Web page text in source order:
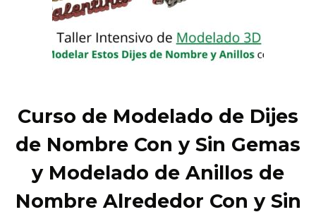
Curso de Modelado de Dijes
de Nombre Con y Sin Gemas
y Modelado de Anillos de
Nombre Alrededor Con y Sin